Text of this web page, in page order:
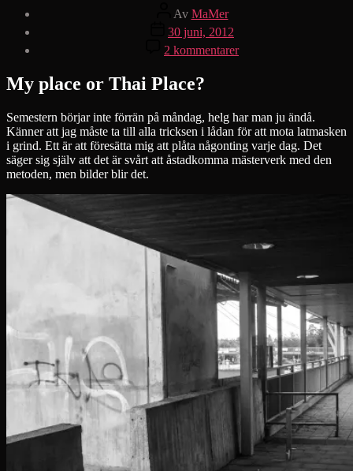
Inläggsförfattare
Av MaMer
Inläggsdatum
30 juni, 2012
2 kommentarertill
My
Place?
My place or Thai Place?
Semestern börjar inte förrän på måndag, helg har man ju ändå.
Känner att jag måste ta till alla tricksen i lådan för att mota latmasken
i grind. Ett är att föresätta mig att plåta någonting varje dag. Det
säger sig själv att det är svårt att åstadkomma mästerverk med den
metoden, men bilder blir det.